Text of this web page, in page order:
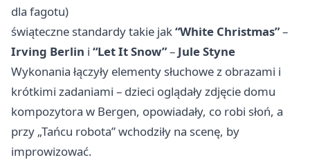
dla fagotu)
świąteczne standardy takie jak“White Christmas”–
Irving Berlin i “Let It Snow”– Jule Styne
Wykonania łączyły elementy słuchowe z obrazami i
krótkimi zadaniami – dzieci oglądały zdjęcie domu
kompozytora w Bergen, opowiadały, co robi słoń, a
przy „Tańcu robota” wchodziły na scenę, by
improwizować.